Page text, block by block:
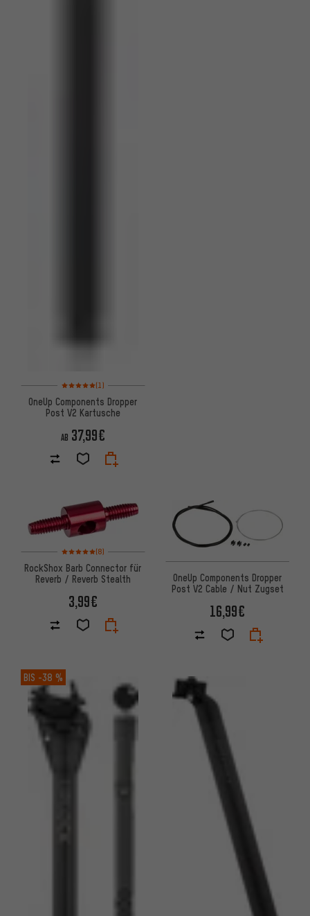
Bewertungen: 5 von 5 basierend auf 1 Bewertungen
(1)
OneUp Components Dropper
Post V2 Kartusche
AB 37,99€
Bewertungen: 5 von 5 basierend auf 8 Bewertungen
(8)
RockShox Barb Connector für
Reverb / Reverb Stealth
3,99€
OneUp Components Dropper
Post V2 Cable / Nut Zugset
16,99€
BIS -38 %